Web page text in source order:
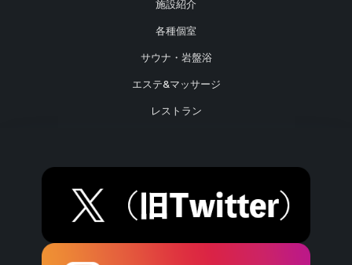
施設紹介
各種個室
サウナ・岩盤浴
エステ&マッサージ
レストラン